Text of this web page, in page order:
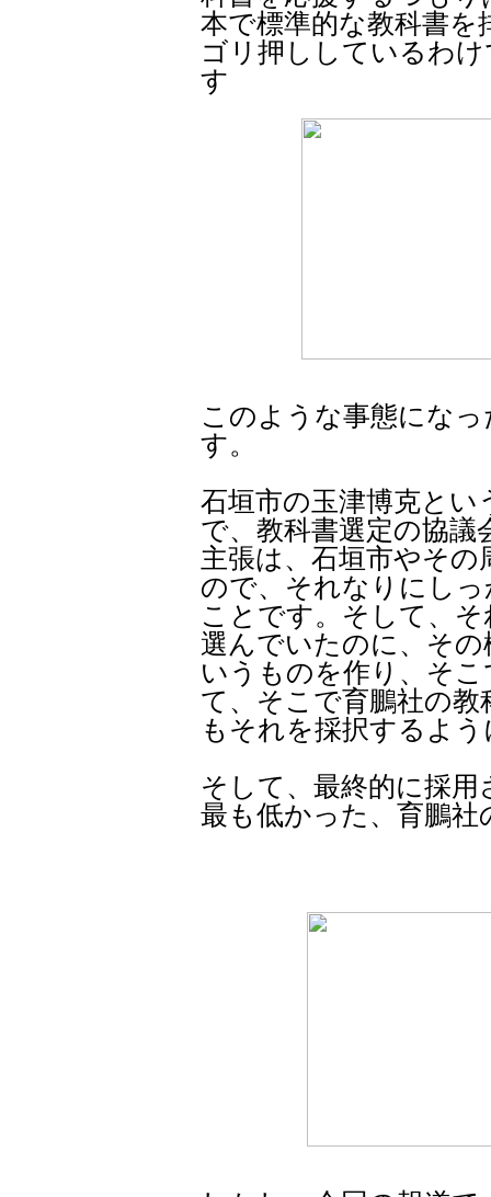
本で標準的な教科書を
ゴリ押ししているわ
す
このような事態にな
す。
石垣市の玉津博克とい
で、教科書選定の協
主張は、石垣市やそ
ので、それなりにし
ことです。そして、
選んでいたのに、そ
いうものを作り、そ
て、そこで育鵬社の
もそれを採択するよ
そして、最終的に採
最も低かった、育鵬